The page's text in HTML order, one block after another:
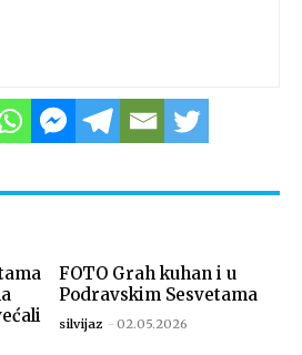
FOTO Grah kuhan i u
Podravskim Sesvetama
silvijaz - 02.05.2026